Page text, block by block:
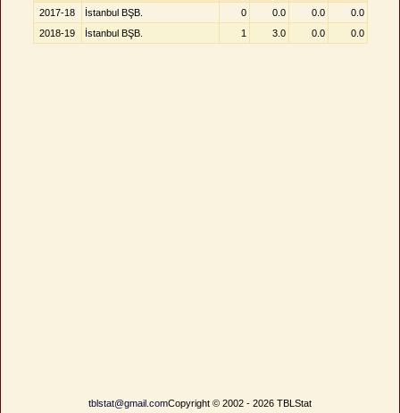
2017-18 İstanbul BŞB. 0 0.0 0.0
0.0
2018-19
İstanbul BŞB. 1 3.0 0.0 0.0
tblstat@gmail.comCopyright © 2002 - 2026 TBLStat